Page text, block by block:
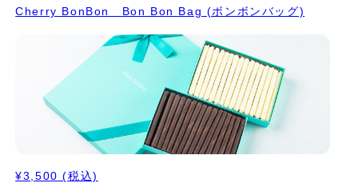
Cherry BonBon Bon Bon Bag (ボンボンバッグ)
¥3,500 (税込)